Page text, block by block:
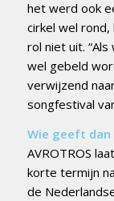
het werd ook
cirkel wel
rol niet uit.
wel gebeld
verwijzend
songfestival
Wie geeft dan
AVROTROS
korte termijn
de